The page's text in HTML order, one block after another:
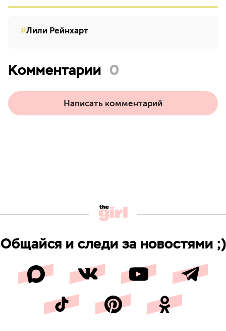
Лили Рейнхарт
Комментарии 0
Написать комментарий
Общайся и следи за новостями ;)